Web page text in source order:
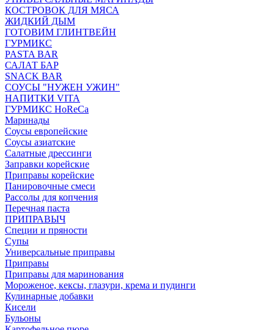
КОСТРОВОК ДЛЯ МЯСА
ЖИДКИЙ ДЫМ
ГОТОВИМ ГЛИНТВЕЙН
ГУРМИКС
PASTA BAR
САЛАТ БАР
SNACK BAR
СОУСЫ "НУЖЕН УЖИН"
НАПИТКИ VITA
ГУРМИКС HoReCa
Маринады
Соусы европейские
Соуcы азиатские
Салатные дрессинги
Заправки корейские
Приправы корейские
Панировочные смеси
Рассолы для копчения
Перечная паста
ПРИПРАВЫЧ
Специи и пряности
Супы
Универсальные приправы
Приправы
Приправы для маринования
Мороженое, кексы, глазури, крема и пудинги
Кулинарные добавки
Кисели
Бульоны